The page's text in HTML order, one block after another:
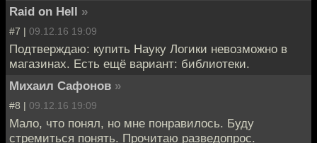
Raid on Hell »
#7 | 09.12.16 19:09
Подтверждаю: купить Науку Логики невозможно в
магазинах. Есть ещё вариант: библиотеки.
Михаил Сафонов »
#8 | 09.12.16 19:09
Мало, что понял, но мне понравилось. Буду
стремиться понять. Прочитаю разведопрос.